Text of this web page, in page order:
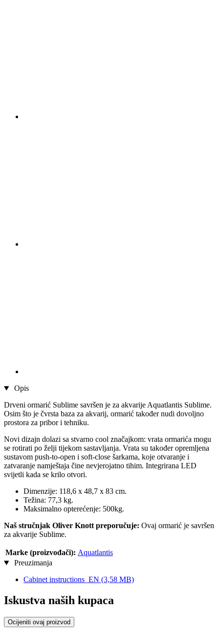
Opis
Drveni ormarić Sublime savršen je za akvarije Aquatlantis Sublime.
Osim što je čvrsta baza za akvarij, ormarić također nudi dovoljno
prostora za pribor i tehniku.
Novi dizajn dolazi sa stvarno cool značajkom: vrata ormarića mogu
se rotirati po želji tijekom sastavljanja. Vrata su također opremljena
sustavom push-to-open i soft-close šarkama, koje otvaranje i
zatvaranje namještaja čine nevjerojatno tihim. Integrirana LED
svijetli kada se krilo otvori.
Dimenzije: 118,6 x 48,7 x 83 cm.
Težina: 77,3 kg.
Maksimalno opterećenje: 500kg.
Naš stručnjak Oliver Knott preporučuje: Ovaj ormarić je savršen
za akvarije Sublime.
Marke (proizvođači): Aquatlantis
Preuzimanja
Cabinet instructions_EN (3,58 MB)
Iskustva naših kupaca
Ocijeniti ovaj proizvod